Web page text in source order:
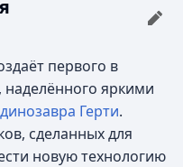
первого в
яркими
динозавра Герти.
сделанных для
новую технологию